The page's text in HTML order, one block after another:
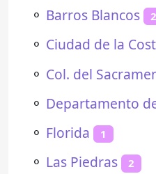
⚬ Barros Blancos 2
⚬ Ciudad de la
⚬ Col. del
⚬ Departamento
⚬ Florida 1
⚬ Las Piedras 2